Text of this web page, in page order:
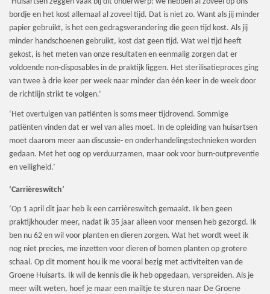
bordje en het kost allemaal al zoveel tijd. Dat is niet zo. Want als jij minder
papier gebruikt, is het een gedragsverandering die geen tijd kost. Als jij
minder handschoenen gebruikt, kost dat geen tijd. Wat wel tijd heeft
gekost, is het meten van onze resultaten en eenmalig zorgen dat er
voldoende non-disposables in de praktijk liggen. Het sterilisatieproces ging
van twee à drie keer per week naar minder dan één keer in de week door
de richtlijn strikt te volgen.’
‘Het overtuigen van patiënten is soms meer tijdrovend. Sommige
patiënten vinden dat er wel van alles moet. In de opleiding van huisartsen
moet daarom meer aan discussie- en onderhandelingstechnieken worden
gedaan. Met het oog op verduurzamen, maar ook voor burn-outpreventie
en veiligheid.’
‘Carrièreswitch’
‘Op 1 april dit jaar heb ik een carrièreswitch gemaakt. Ik ben geen
praktijkhouder meer, nadat ik 35 jaar alleen voor mensen heb gezorgd. Ik
ben nu 62 en wil voor planten en dieren zorgen. Wat het wordt weet ik
nog niet precies, me inzetten voor dieren of bomen planten op grotere
schaal. Op dit moment hou ik me vooral bezig met activiteiten van de
Groene Huisarts. Ik wil de kennis die ik heb opgedaan, verspreiden. Als je
meer wilt weten, hoef je maar een mailtje te sturen naar De Groene